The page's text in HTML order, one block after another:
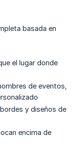
basada en
el lugar donde
de eventos,
y diseños de
encima de